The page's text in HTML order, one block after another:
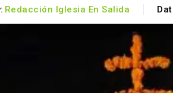
Redacción Iglesia En Salida